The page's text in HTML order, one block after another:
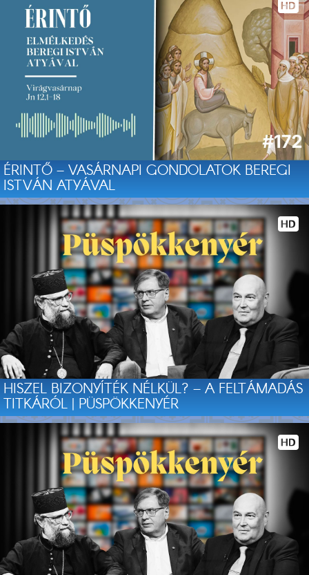
ÉRINTŐ – VASÁRNAPI GONDOLATOK BEREGI
ISTVÁN ATYÁVAL
HISZEL BIZONYÍTÉK NÉLKÜL? – A FELTÁMADÁS
TITKÁRÓL | PÜSPÖKKENYÉR